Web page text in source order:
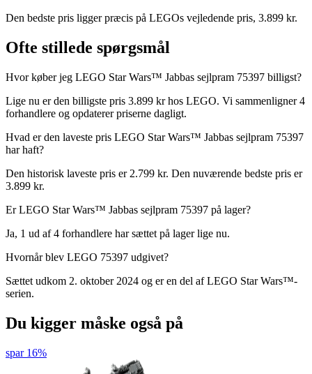
Den bedste pris ligger præcis på LEGOs vejledende pris, 3.899 kr.
Ofte stillede spørgsmål
Hvor køber jeg LEGO Star Wars™ Jabbas sejlpram 75397 billigst?
Lige nu er den billigste pris 3.899 kr hos LEGO. Vi sammenligner 4
forhandlere og opdaterer priserne dagligt.
Hvad er den laveste pris LEGO Star Wars™ Jabbas sejlpram 75397
har haft?
Den historisk laveste pris er 2.799 kr. Den nuværende bedste pris er
3.899 kr.
Er LEGO Star Wars™ Jabbas sejlpram 75397 på lager?
Ja, 1 ud af 4 forhandlere har sættet på lager lige nu.
Hvornår blev LEGO 75397 udgivet?
Sættet udkom 2. oktober 2024 og er en del af LEGO Star Wars™-
serien.
Du kigger måske også på
spar 16%